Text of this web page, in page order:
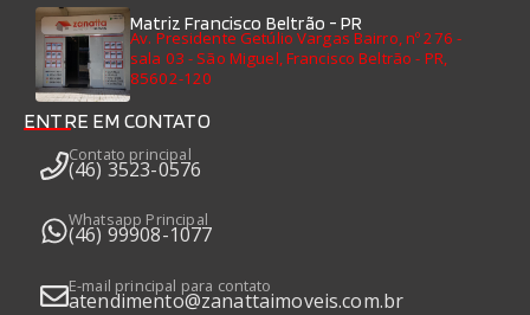
Matriz Francisco Beltrão - PR
Av. Presidente Getúlio Vargas Bairro, nº 276 -
sala 03 - São Miguel, Francisco Beltrão - PR,
85602-120
ENTRE EM CONTATO
Contato principal
(46) 3523-0576
Whatsapp Principal
(46) 99908-1077
E-mail principal para contato
atendimento@zanattaimoveis.com.br